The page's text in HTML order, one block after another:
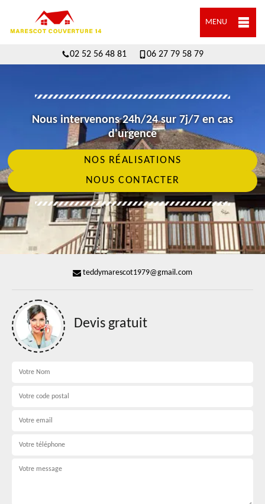
MENU
02 52 56 48 81 06 27 79 58 79
Nous intervenons 24h/24 sur 7j/7 en cas
d'urgence
NOS RÉALISATIONS
NOUS CONTACTER
teddymarescot1979@gmail.com
Devis gratuit